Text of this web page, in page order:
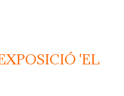
a l'exposició 'anar
'EL